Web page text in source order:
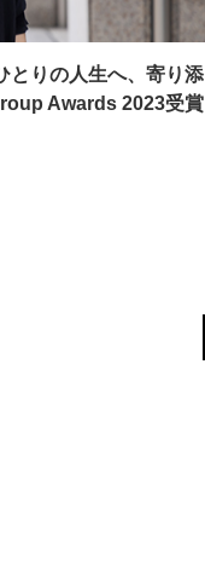
とりの人生へ、寄り添
Awards 2023受賞